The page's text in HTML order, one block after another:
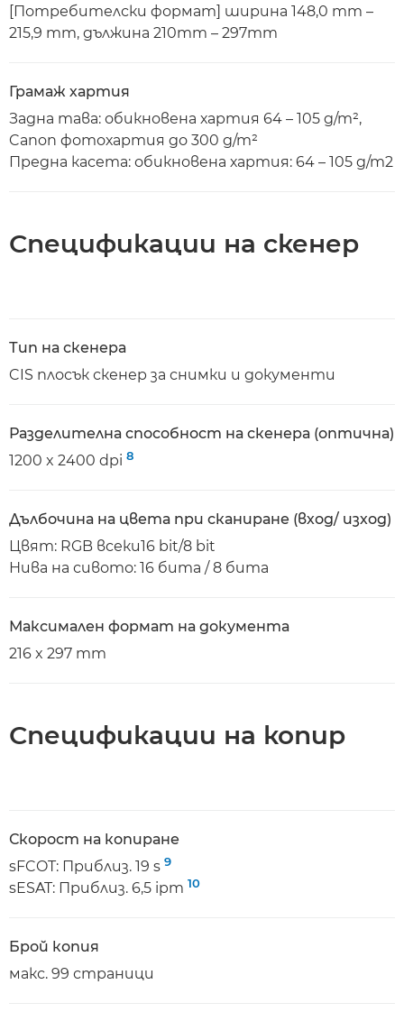
[Потребителски формат] ширина 148,0 mm –
215,9 mm, дължина 210mm – 297mm
Грамаж хартия
Задна тава: обикновена хартия 64 – 105 g/m²,
Canon фотохартия до 300 g/m²
Предна касета: обикновена хартия: 64 – 105 g/m2
Спецификации на скенер
Тип на скенера
CIS плосък скенер за снимки и документи
Разделителна способност на скенера (оптична)
1200 x 2400 dpi 8
Дълбочина на цвета при сканиране (вход/ изход)
Цвят: RGB всеки16 bit/8 bit
Нива на сивото: 16 бита / 8 бита
Максимален формат на документа
216 x 297 mm
Спецификации на копир
Скорост на копиране
sFCOT: Приблиз. 19 s 9
sESAT: Приблиз. 6,5 ipm 10
Брой копия
макс. 99 страници